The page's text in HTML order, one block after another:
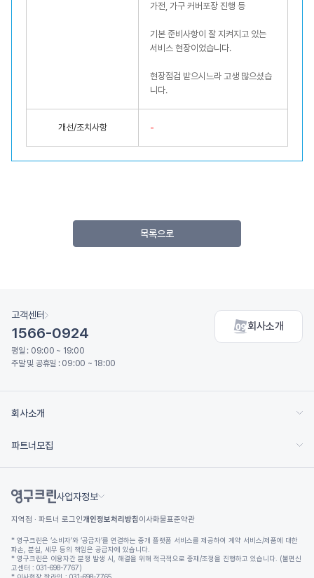
가전, 가구 커버포장 진행 등
기본 준비사항이 잘 지켜지고 있는
서비스 현장이었습니다.
현장점검 받으시느라 고생 많으셨습
니다.
개선/조치사항 -
목록으로
고객센터
1566-0924
평일 : 09:00 ~ 19:00
주말 및 공휴일 : 09:00 ~ 18:00
회사소개
회사소개
파트너모집
사업자정보
지역점 · 파트너 로그인개인정보처리방침 이사화물표준약관
* 영구크린은 ‘소비자’와 ‘공급자’를 연결하는 중개 플랫폼 서비스를 제공하여 계약 서비스/제품에 대한
파손, 분실, 세무 등의 책임은 공급자에 있습니다.
* 영구크린은 이용자간 분쟁 발생 시, 해결을 위해 적극적으로 중재/조정을 진행하고 있습니다. (불편신
고센터 : 031-698-7767)